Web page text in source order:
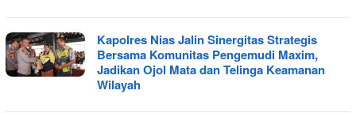
Kapolres Nias Jalin Sinergitas Strategis
Bersama Komunitas Pengemudi Maxim,
Jadikan Ojol Mata dan Telinga Keamanan
Wilayah